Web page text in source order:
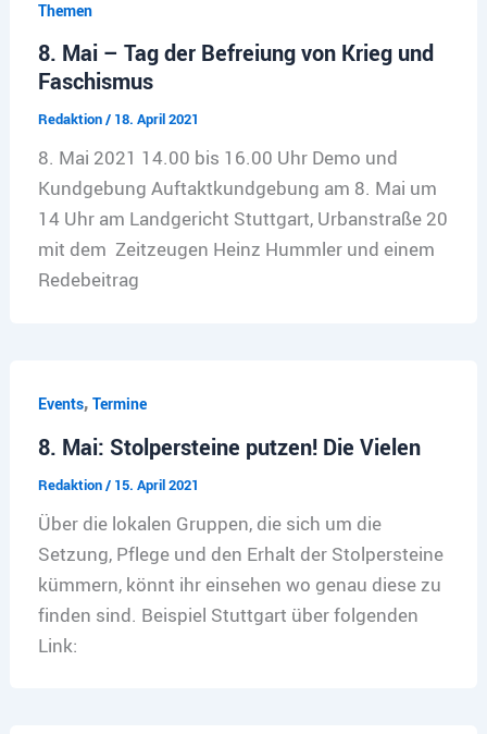
Themen
8. Mai – Tag der Befreiung von Krieg und
Faschismus
Redaktion/ 18. April 2021
8. Mai 2021 14.00 bis 16.00 Uhr Demo und
Kundgebung Auftaktkundgebung am 8. Mai um
14 Uhr am Landgericht Stuttgart, Urbanstraße 20
mit dem Zeitzeugen Heinz Hummler und einem
Redebeitrag
Events, Termine
8. Mai: Stolpersteine putzen! Die Vielen
Redaktion/ 15. April 2021
Über die lokalen Gruppen, die sich um die
Setzung, Pflege und den Erhalt der Stolpersteine
kümmern, könnt ihr einsehen wo genau diese zu
finden sind. Beispiel Stuttgart über folgenden
Link: